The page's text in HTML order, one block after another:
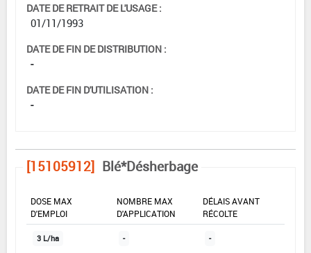
DATE DE RETRAIT DE L'USAGE :
01/11/1993
DATE DE FIN DE DISTRIBUTION :
-
DATE DE FIN D'UTILISATION :
-
[15105912] Blé*Désherbage
DOSE MAX
D'EMPLOI
NOMBRE MAX
D'APPLICATION
DÉLAIS AVANT
RÉCOLTE
3 L/ha - -